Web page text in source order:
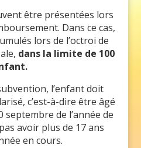
être présentées lors
Dans ce cas,
lors de l’octroi de
dans la limite de 100
l’enfant doit
c’est-à-dire être âgé
septembre de l’année de
avoir plus de 17 ans
en cours.